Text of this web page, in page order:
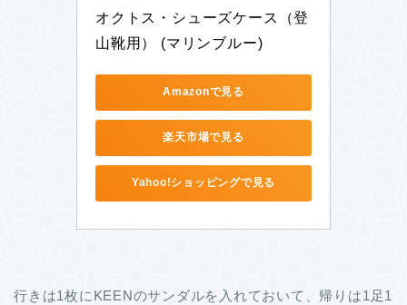
オクトス・シューズケース（登
山靴用） (マリンブルー)
Amazonで見る
楽天市場で見る
Yahoo!ショッピングで見る
行きは1枚にKEENのサンダルを入れておいて、帰りは1足1